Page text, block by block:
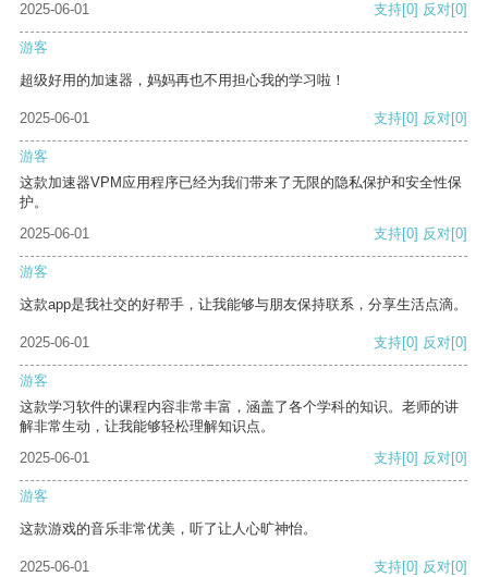
2025-06-01 支持[0] 反对[0]
游客
超级好用的加速器，妈妈再也不用担心我的学习啦！
2025-06-01 支持[0] 反对[0]
游客
这款加速器VPM应用程序已经为我们带来了无限的隐私保护和安全性保
护。
2025-06-01
支持[0] 反对[0]
游客
这款app是我社交的好帮手，让我能够与朋友保持联系，分享生活点滴。
2025-06-01 支持[0] 反对[0]
游客
这款学习软件的课程内容非常丰富，涵盖了各个学科的知识。老师的讲
解非常生动，让我能够轻松理解知识点。
2025-06-01
支持[0] 反对[0]
游客
这款游戏的音乐非常优美，听了让人心旷神怡。
2025-06-01 支持[0] 反对[0]